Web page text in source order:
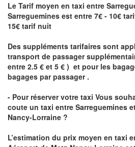
Le Tarif moyen en taxi entre
Sarreguemines est entre 7€ - 10€
15€ tarif nuit
Des suppléments tarifaires sont
transport de passager
entre 2.5 € et 5 € ) et pour les
bagages par passager .
- Pour réserver votre taxi Vous
coute un taxi entre Sarreguemines
Nancy-Lorraine ?
L’estimation du prix moyen en taxi